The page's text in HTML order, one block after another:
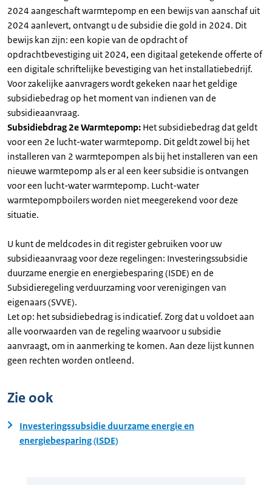
2024 aangeschaft warmtepomp en een bewijs van aanschaf uit
2024 aanlevert, ontvangt u de subsidie die gold in 2024. Dit
bewijs kan zijn: een kopie van de opdracht of
opdrachtbevestiging uit 2024, een digitaal getekende offerte of
een digitale schriftelijke bevestiging van het installatiebedrijf.
Voor zakelijke aanvragers wordt gekeken naar het geldige
subsidiebedrag op het moment van indienen van de
subsidieaanvraag.
Subsidiebdrag 2e Warmtepomp: Het subsidiebedrag dat geldt
voor een 2e lucht-water warmtepomp. Dit geldt zowel bij het
installeren van 2 warmtepompen als bij het installeren van een
nieuwe warmtepomp als er al een keer subsidie is ontvangen
voor een lucht-water warmtepomp. Lucht-water
warmtepompboilers worden niet meegerekend voor deze
situatie.
U kunt de meldcodes in dit register gebruiken voor uw
subsidieaanvraag voor deze regelingen: Investeringssubsidie
duurzame energie en energiebesparing (ISDE) en de
Subsidieregeling verduurzaming voor verenigingen van
eigenaars (SVVE).
Let op: het subsidiebedrag is indicatief. Zorg dat u voldoet aan
alle voorwaarden van de regeling waarvoor u subsidie
aanvraagt, om in aanmerking te komen. Aan deze lijst kunnen
geen rechten worden ontleend.
Zie ook
Investeringssubsidie duurzame energie en
energiebesparing (ISDE)